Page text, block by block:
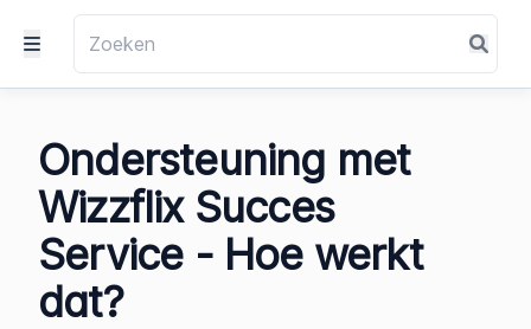
Ondersteuning met
Wizzflix Succes
Service - Hoe werkt
dat?